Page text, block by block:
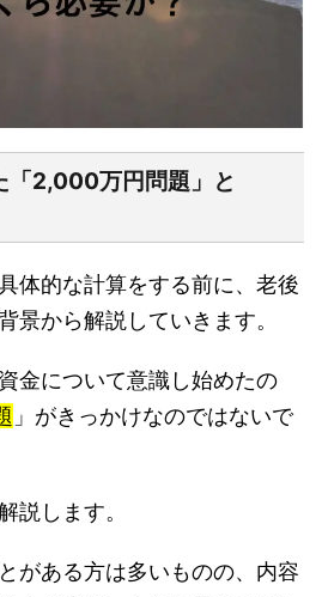
「2,000万円問題」と
体的な計算をする前に、老後
景から解説していきます。
金について意識し始めたの
」がきっかけなのではないで
説します。
がある方は多いものの、内容